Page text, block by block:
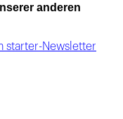
anderen
starter-Newsletter